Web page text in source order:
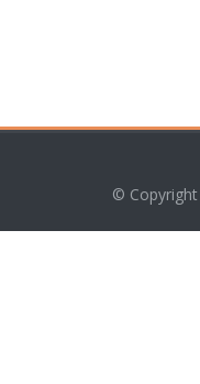
© Copyright